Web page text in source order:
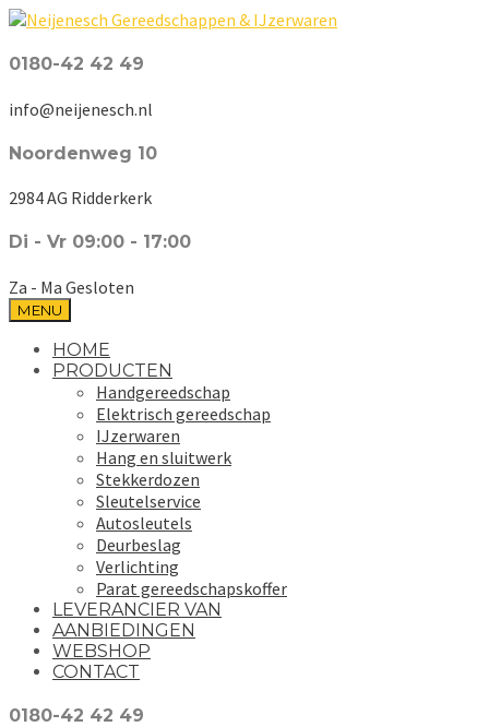
0180-42 42 49
info@neijenesch.nl
Noordenweg 10
2984 AG Ridderkerk
Di - Vr 09:00 - 17:00
Za - Ma Gesloten
MENU
HOME
PRODUCTEN
Handgereedschap
Elektrisch gereedschap
IJzerwaren
Hang en sluitwerk
Stekkerdozen
Sleutelservice
Autosleutels
Deurbeslag
Verlichting
Parat gereedschapskoffer
LEVERANCIER VAN
AANBIEDINGEN
WEBSHOP
CONTACT
0180-42 42 49